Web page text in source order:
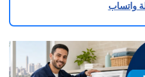
واتساب